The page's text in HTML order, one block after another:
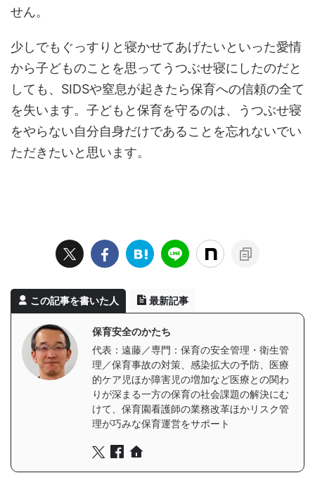
せん。
少しでもぐっすりと寝かせてあげたいといった愛情
から子どものことを思ってうつぶせ寝にしたのだと
しても、SIDSや窒息が起きたら保育への信頼の全て
を失います。子どもと保育を守るのは、うつぶせ寝
をやらない自分自身だけであることを忘れないでい
ただきたいと思います。
この記事を書いた人 最新記事
保育安全のかたち
代表：遠藤／専門：保育の安全管理・衛生管
理／保育事故の対策、感染拡大の予防、医療
的ケア児ほか障害児の増加など医療との関わ
りが深まる一方の保育の社会課題の解決にむ
けて、保育園看護師の業務改革ほかリスク管
理が巧みな保育運営をサポート